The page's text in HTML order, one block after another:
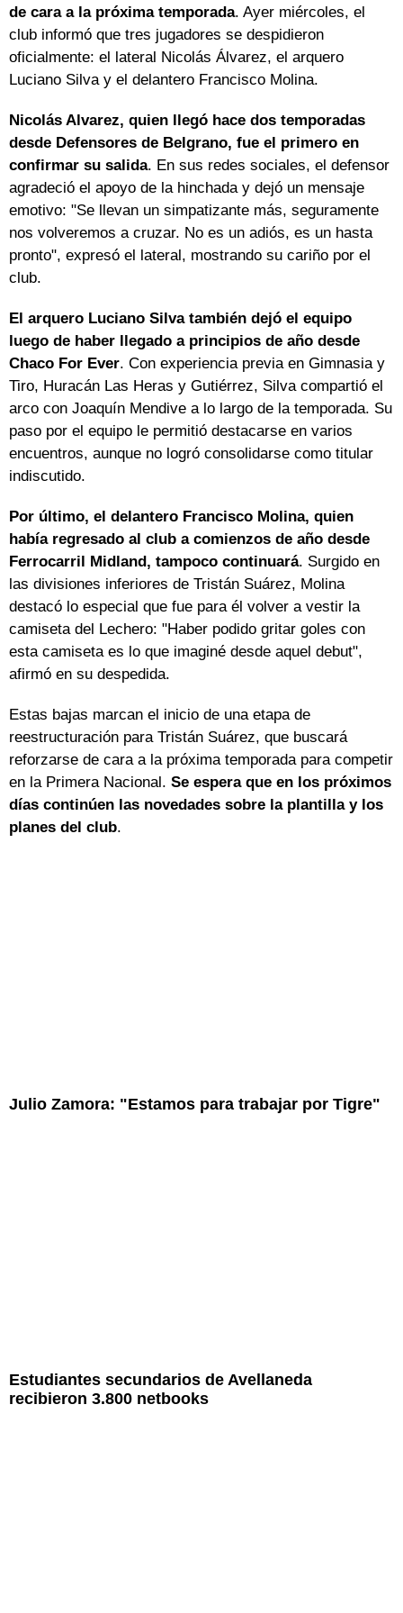
de cara a la próxima temporada. Ayer miércoles, el
club informó que tres jugadores se despidieron
oficialmente: el lateral Nicolás Álvarez, el arquero
Luciano Silva y el delantero Francisco Molina.
Nicolás Alvarez, quien llegó hace dos temporadas
desde Defensores de Belgrano, fue el primero en
confirmar su salida. En sus redes sociales, el defensor
agradeció el apoyo de la hinchada y dejó un mensaje
emotivo: "Se llevan un simpatizante más, seguramente
nos volveremos a cruzar. No es un adiós, es un hasta
pronto", expresó el lateral, mostrando su cariño por el
club.
El arquero Luciano Silva también dejó el equipo
luego de haber llegado a principios de año desde
Chaco For Ever. Con experiencia previa en Gimnasia y
Tiro, Huracán Las Heras y Gutiérrez, Silva compartió el
arco con Joaquín Mendive a lo largo de la temporada. Su
paso por el equipo le permitió destacarse en varios
encuentros, aunque no logró consolidarse como titular
indiscutido.
Por último, el delantero Francisco Molina, quien
había regresado al club a comienzos de año desde
Ferrocarril Midland, tampoco continuará. Surgido en
las divisiones inferiores de Tristán Suárez, Molina
destacó lo especial que fue para él volver a vestir la
camiseta del Lechero: "Haber podido gritar goles con
esta camiseta es lo que imaginé desde aquel debut",
afirmó en su despedida.
Estas bajas marcan el inicio de una etapa de
reestructuración para Tristán Suárez, que buscará
reforzarse de cara a la próxima temporada para competir
en la Primera Nacional. Se espera que en los próximos
días continúen las novedades sobre la plantilla y los
planes del club.
Julio Zamora: "Estamos para trabajar por Tigre"
Estudiantes secundarios de Avellaneda
recibieron 3.800 netbooks